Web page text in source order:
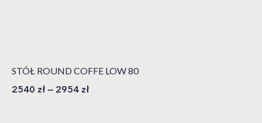
STÓŁ ROUND COFFE LOW 80
2540 zł – 2954 zł